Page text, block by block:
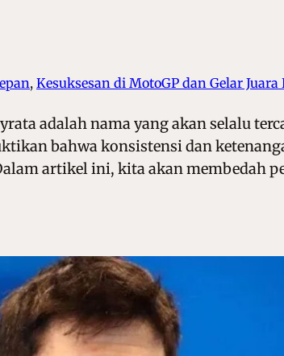
, Kesuksesan di MotoGP dan Gelar
adalah nama yang akan selalu
bahwa konsistensi dan
artikel ini, kita akan membedah